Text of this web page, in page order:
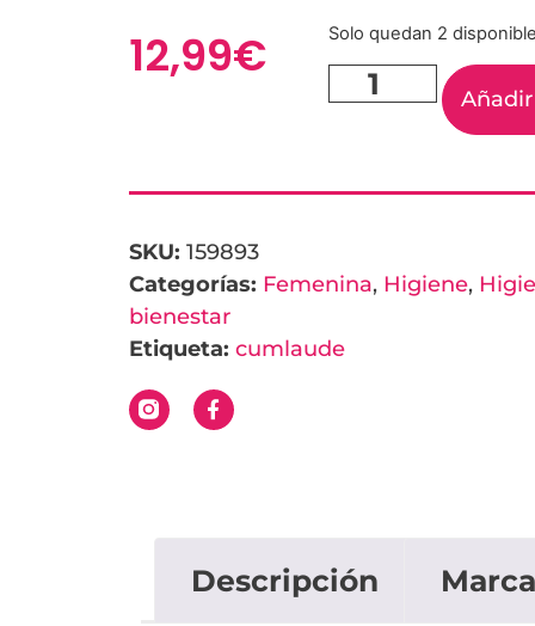
12,99€ Solo quedan 2
SKU: 159893
Categorías: Femenina, Higiene,
bienestar
Etiqueta: cumlaude
Descripción Marca